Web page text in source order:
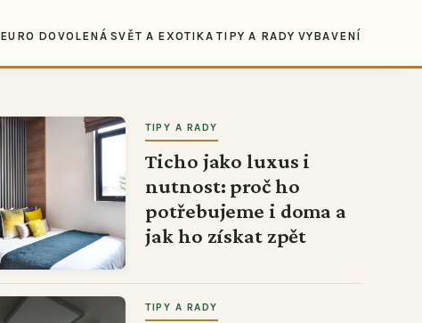
EURO DOVOLENÁ SVĚT A EXOTIKA TIPY A RADY VYBAVENÍ
Ticho jako luxus i
nutnost: proč ho
potřebujeme i doma a
jak ho získat zpět
TIPY A RADY
TIPY A RADY